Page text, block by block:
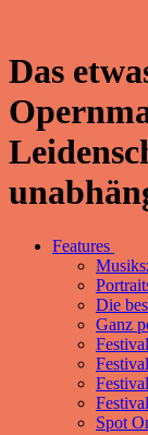
Das
Features
Die
Ganz
Spot